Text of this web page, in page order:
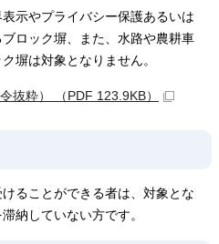
示やプライバシー保護あるいは
ロック塀、また、水路や農耕車
塀は対象となりません。
抜粋） （PDF 123.9KB）
ることができる者は、対象とな
納していない方です。